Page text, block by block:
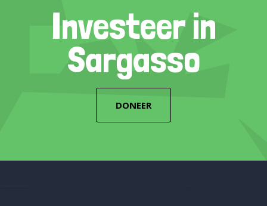
Investeer in
Sargasso
DONEER